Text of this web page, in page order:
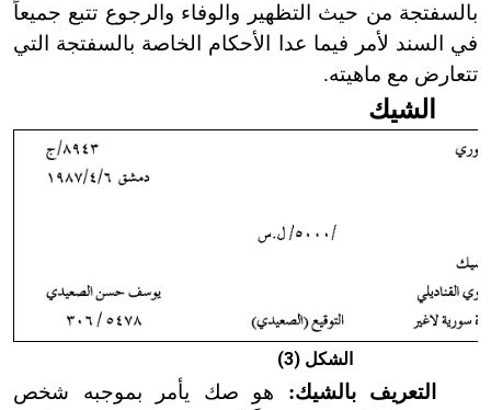
بالسفتجة من حيث التظهير والوفاء والرجوع تتبع جميعاً
في السند لأمر فيما عدا الأحكام الخاصة بالسفتجة التي
تتعارض مع ماهيته.
الشيك
الشكل (3)
التعريف بالشيك: هو صك يأمر بموجبه شخص